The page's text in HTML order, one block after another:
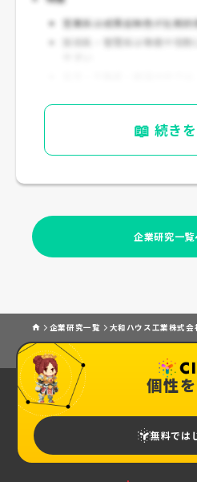
営業系は成果反映色が比較的
技術系・管理系は等級や役
📖 続き
企業研究一覧
企業研究一覧 大和ハウス工業株式会
個性
無料では